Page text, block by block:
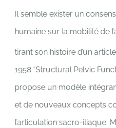
Il semble exister un
humaine sur la mobilité de
tirant son histoire d’un
1958 “Structural Pelvic
propose un modèle
et de nouveaux concepts
l’articulation sacro-iliaque.